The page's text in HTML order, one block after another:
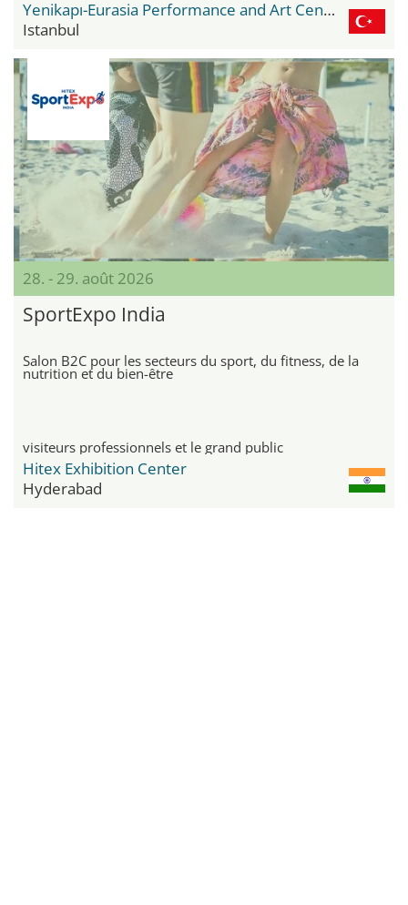
Yenikapı-Eurasia Performance and Art Center
Istanbul
28. - 29. août 2026
SportExpo India
Salon B2C pour les secteurs du sport, du fitness, de la
nutrition et du bien-être
visiteurs professionnels et le grand public
Hitex Exhibition Center
Hyderabad